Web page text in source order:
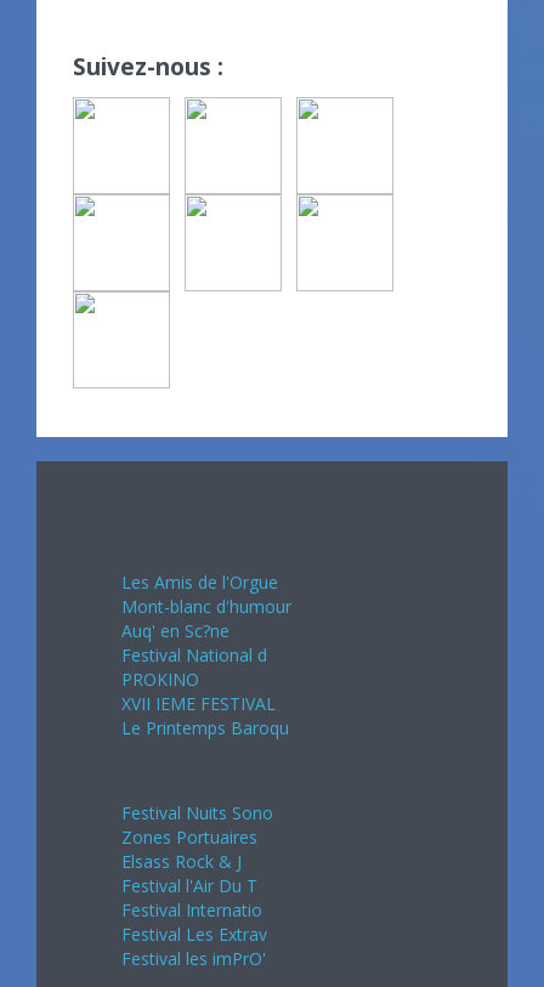
Suivez-nous :
Les Amis de l'Orgue
Mont-blanc d'humour
Auq' en Sc?ne
Festival National d
PROKINO
XVII IEME FESTIVAL
Le Printemps Baroqu
Festival Nuits Sono
Zones Portuaires
Elsass Rock & J
Festival l'Air Du T
Festival Internatio
Festival Les Extrav
Festival les imPrO'